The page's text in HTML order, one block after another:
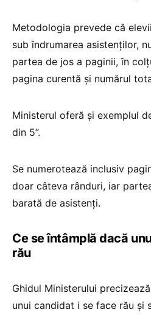
Metodologia prevede că
sub îndrumarea asistenţilor,
partea de jos a paginii, în
pagina curentă şi numărul
Ministerul oferă și exemplul
din 5”.
Se numerotează inclusiv
doar câteva rânduri, iar
barată de asistenți.
Ce se întâmplă dacă
rău
Ghidul Ministerului
unui candidat i se face rău și